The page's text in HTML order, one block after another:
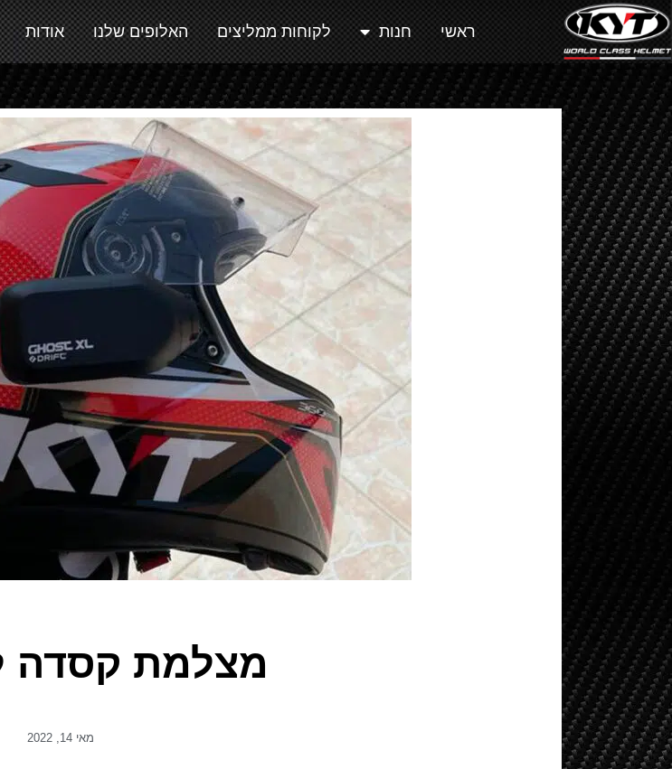
ראשי חנות לקוחות ממליצים האלופים שלנו אודות
מצלמת קסדה
מאי 14, 2022